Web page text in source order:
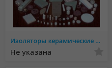
Изоляторы керамические - производство
Не указана